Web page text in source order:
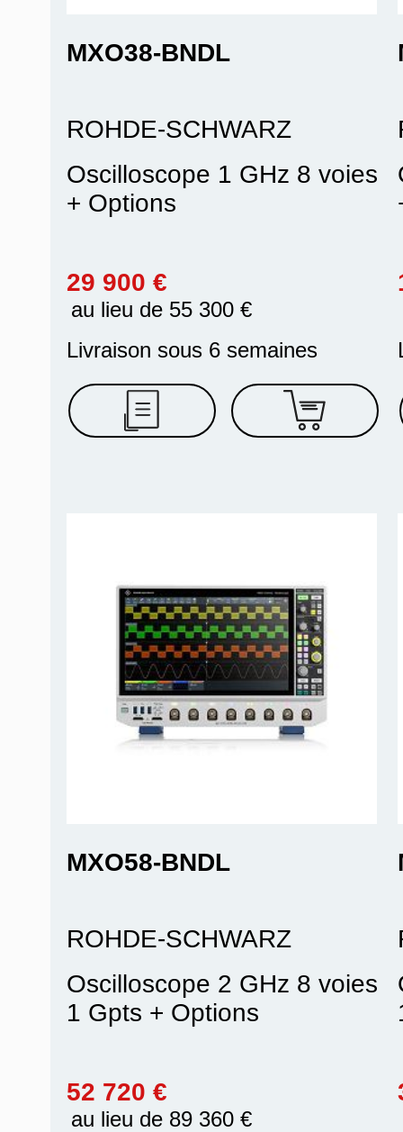
MXO38-BNDL
ROHDE-SCHWARZ
Oscilloscope 1 GHz 8 voies
+ Options
29 900 €
au lieu de 55 300 €
Livraison sous 6 semaines
MXO58-BNDL
ROHDE-SCHWARZ
Oscilloscope 2 GHz 8 voies
1 Gpts + Options
52 720 €
au lieu de 89 360 €